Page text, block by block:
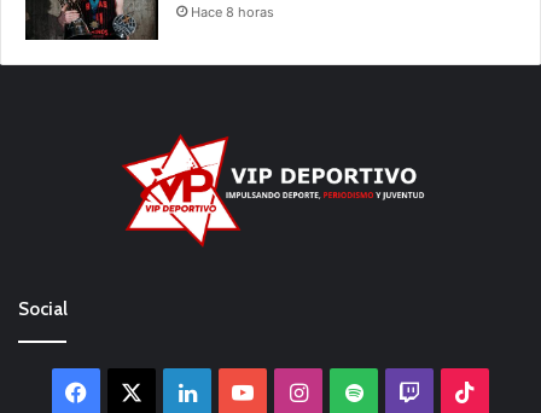
Hace 8 horas
Social
Facebook LinkedInYouTubeInstagram
Spotify Twitch